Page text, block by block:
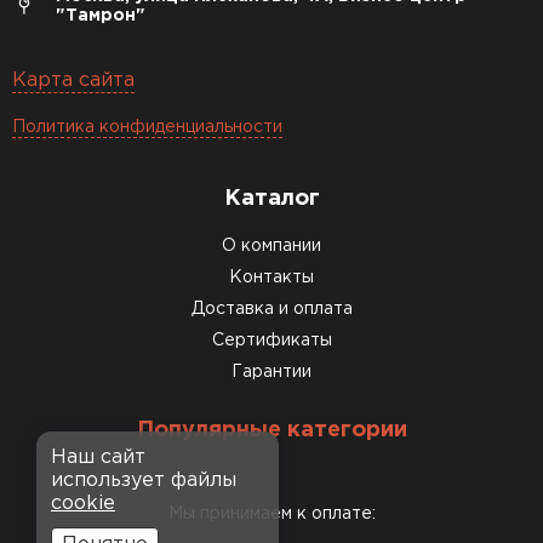
"Тамрон"
Карта сайта
Политика конфиденциальности
Каталог
О компании
Контакты
Доставка и оплата
Сертификаты
Гарантии
Популярные категории
Мы принимаем к оплате:
Наш сайт
использует файлы
cookie